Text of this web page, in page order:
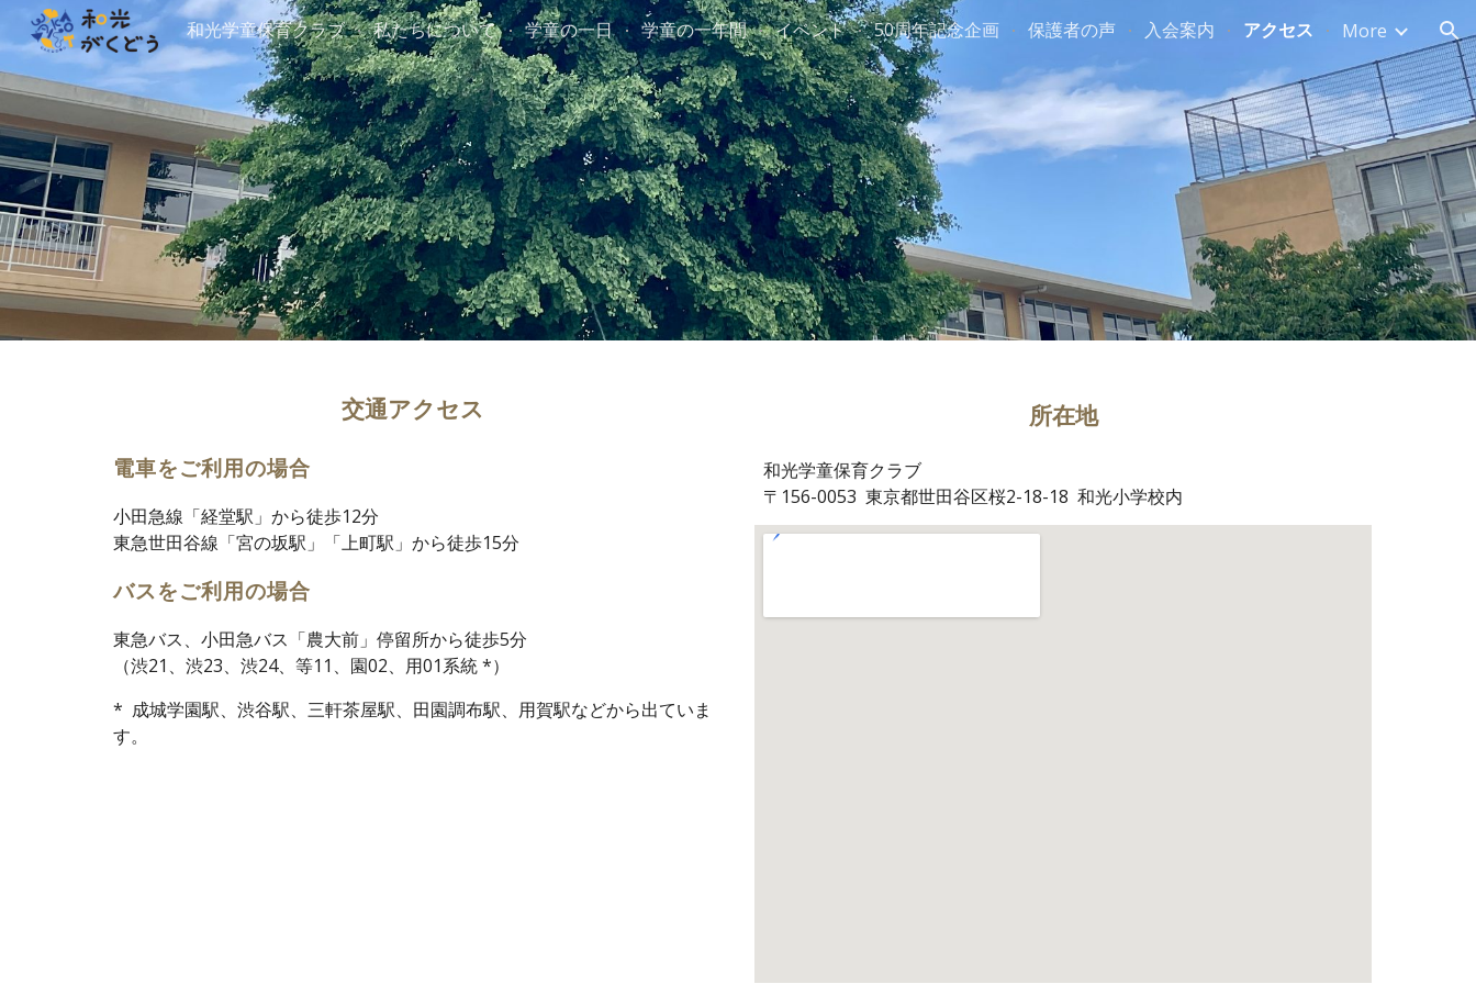
Skip to main content Skip to navigation
和光学童保育クラブ 私たちについて 学童の一日 学童の一年間 イベント 50周年記念企画 保護者の声 入会案内 アクセス More
交通アクセス
電車をご利用の場合
小田急線「経堂駅」から徒歩12分
東急世田谷線「宮の坂駅」「上町駅」から徒歩15分
バスをご利用の場合
東急バス、小田急バス「農大前」停留所から徒歩5分
（渋21、渋23、渋24、等11、園02、用01系統 *）
* 成城学園駅、渋谷駅、三軒茶屋駅、田園調布駅、用賀駅などから出ていま
す。
所在地
和光学童保育クラブ
〒156-0053 東京都世田谷区桜2-18-18 和光小学校内